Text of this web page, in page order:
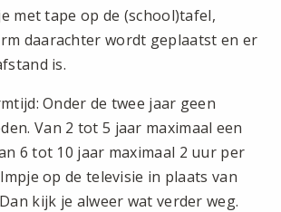
met tape op de (school)tafel,
daarachter wordt geplaatst en er
is.
Onder de twee jaar geen
Van 2 tot 5 jaar maximaal een
6 tot 10 jaar maximaal 2 uur per
op de televisie in plaats van
kijk je alweer wat verder weg.